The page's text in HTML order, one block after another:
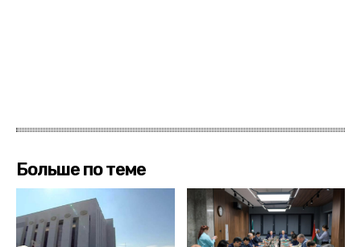
Больше по теме